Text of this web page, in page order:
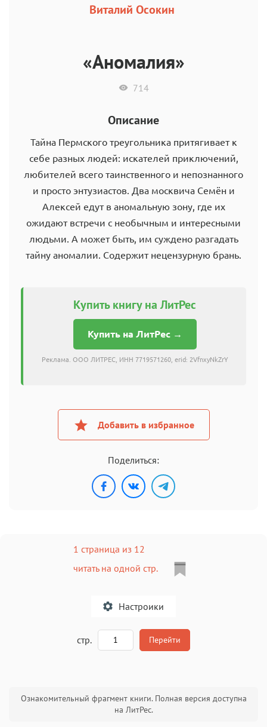
Виталий Осокин
«Аномалия»
714
Описание
Тайна Пермского треугольника притягивает к
себе разных людей: искателей приключений,
любителей всего таинственного и непознанного
и просто энтузиастов. Два москвича Семён и
Алексей едут в аномальную зону, где их
ожидают встречи с необычным и интересными
людьми. А может быть, им суждено разгадать
тайну аномалии. Содержит нецензурную брань.
Купить книгу на ЛитРес
Купить на ЛитРес →
Реклама. ООО ЛИТРЕС, ИНН 7719571260, erid: 2VfnxyNkZrY
Добавить в избранное
Поделиться:
1 страница из 12
читать на одной стр.
Настроики
стр. Перейти
Ознакомительный фрагмент книги. Полная версия доступна
на ЛитРес.